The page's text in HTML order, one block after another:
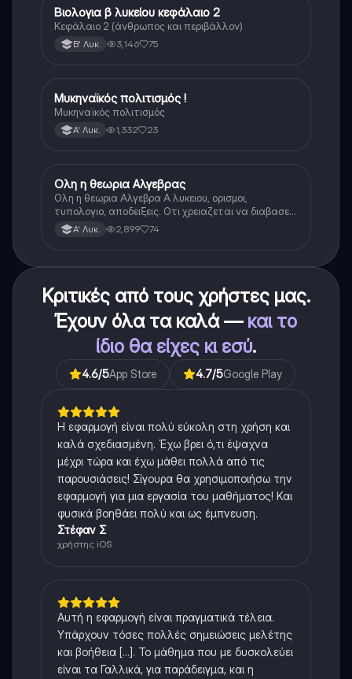
Βιολογία
Βιολογια β λυκείου κεφάλαιο 2
Κεφάλαιο 2 (άνθρωπος και περιβάλλον)
Β' Λυκ. 3,146 75
Ιστορία
Μυκηναϊκός πολιτισμός !
Μυκηναϊκός πολιτισμός
Α' Λυκ. 1,332 23
Μαθηματικά
Ολη η θεωρια Αλγεβρας
Ολη η θεωρια Αλγεβρα Α λυκειου, ορισμοι,
τυπολογιο, αποδειξεις. Οτι χρειαζεται να διαβασεις
για το θεωρητικο κομματι της αλγεβρας.
Α' Λυκ. 2,899 74
Κριτικές από τους χρήστες μας.
Έχουν όλα τα καλά — και το
ίδιο θα είχες κι εσύ.
4.6/5App Store 4.7/5Google Play
Η εφαρμογή είναι πολύ εύκολη στη χρήση και
καλά σχεδιασμένη. Έχω βρει ό,τι έψαχνα
μέχρι τώρα και έχω μάθει πολλά από τις
παρουσιάσεις! Σίγουρα θα χρησιμοποιήσω την
εφαρμογή για μια εργασία του μαθήματος! Και
φυσικά βοηθάει πολύ και ως έμπνευση.
Στέφαν Σ
χρήστης iOS
Αυτή η εφαρμογή είναι πραγματικά τέλεια.
Υπάρχουν τόσες πολλές σημειώσεις μελέτης
και βοήθεια [...]. Το μάθημα που με δυσκολεύει
είναι τα Γαλλικά, για παράδειγμα, και η